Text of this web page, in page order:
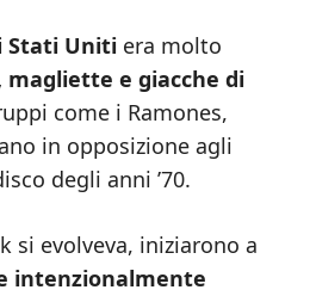
Stati Uniti era molto
magliette e giacche di
come i Ramones,
in opposizione agli
degli anni ’70.
si evolveva, iniziarono a
intenzionalmente